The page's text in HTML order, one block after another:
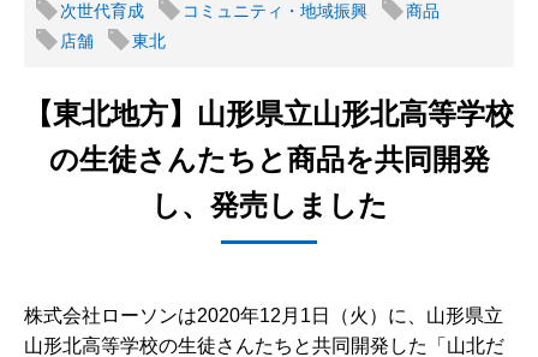
次世代育成 コミュニティ・地域振興
商品
店舗
東北
【東北地方】山形県立山形北高等学校
の生徒さんたちと商品を共同開発
し、発売しました
株式会社ローソンは2020年12月1日（火）に、山形県立
山形北高等学校の生徒さんたちと共同開発した「山北だ